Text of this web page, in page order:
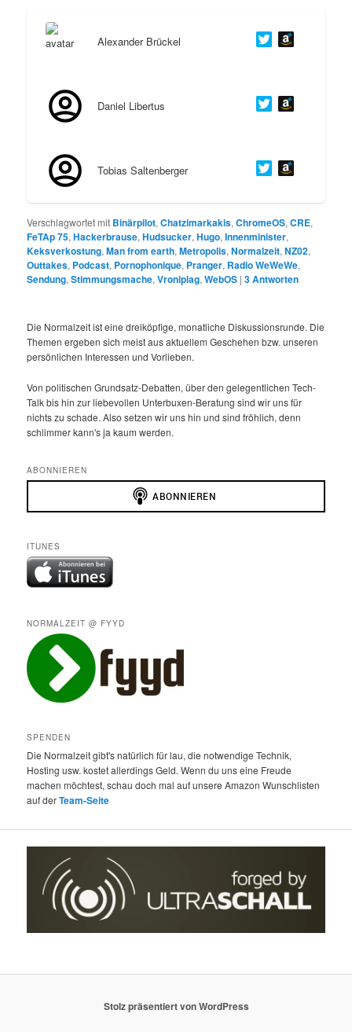
Alexander Brückel
Daniel Libertus
Tobias Saltenberger
Verschlagwortet mit Binärpilot,Chatzimarkakis,ChromeOS,CRE,
FeTAp 75,Hackerbrause,Hudsucker,Hugo,Innenminister,
Keksverkostung,Man from earth,Metropolis,Normalzeit,NZ02,
Outtakes, Podcast, Pornophonique, Pranger, Radio WeWeWe,
Sendung,Stimmungsmache,Vroniplag,WebOS |3Antworten
Die Normalzeit ist eine dreiköpfige, monatliche Diskussionsrunde. Die
Themen ergeben sich meist aus aktuellem Geschehen bzw. unseren
persönlichen Interessen und Vorlieben.
Von politischen Grundsatz-Debatten, über den gelegentlichen Tech-
Talk bis hin zur liebevollen Unterbuxen-Beratung sind wir uns für
nichts zu schade. Also setzen wir uns hin und sind fröhlich, denn
schlimmer kann's ja kaum werden.
ABONNIEREN
ITUNES
NORMALZEIT @ FYYD
SPENDEN
Die Normalzeit gibt's natürlich für lau, die notwendige Technik,
Hosting usw. kostet allerdings Geld. Wenn du uns eine Freude
machen möchtest, schau doch mal auf unsere Amazon Wunschlisten
auf derTeam-Seite
Stolz präsentiert von WordPress